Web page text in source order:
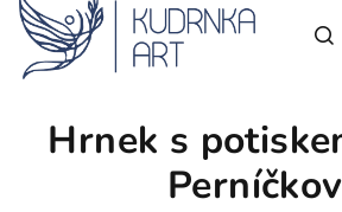
Přejít
obsah
Hrnek s